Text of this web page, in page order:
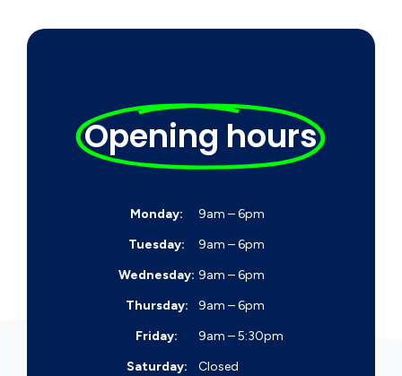
Opening hours
Monday:
9am – 6pm
Tuesday:
9am – 6pm
Wednesday: 9am – 6pm
Thursday:
9am – 6pm
Friday:
9am – 5:30pm
Saturday:
Closed